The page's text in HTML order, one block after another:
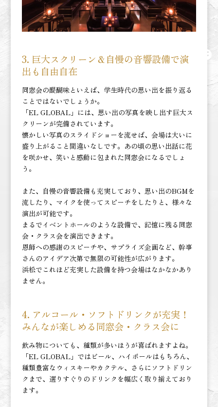
3. 巨大スクリーン＆自慢の音響設備で演
出も自由自在
同窓会の醍醐味といえば、学生時代の思い出を振り返る
ことではないでしょうか。
「EL GLOBAL」には、思い出の写真を映し出す巨大ス
クリーンが完備されています。
懐かしい写真のスライドショーを流せば、会場は大いに
盛り上がること間違いなしです。あの頃の思い出話に花
を咲かせ、笑いと感動に包まれた同窓会になるでしょ
う。
また、自慢の音響設備も充実しており、思い出のBGMを
流したり、マイクを使ってスピーチをしたりと、様々な
演出が可能です。
まるでイベントホールのような設備で、記憶に残る同窓
会・クラス会を演出できます。
恩師への感謝のスピーチや、サプライズ企画など、幹事
さんのアイデア次第で無限の可能性が広がります。
浜松でこれほど充実した設備を持つ会場はなかなかあり
ません。
4. アルコール・ソフトドリンクが充実！
みんなが楽しめる同窓会・クラス会に
飲み物についても、種類が多いほうが喜ばれますよね。
「EL GLOBAL」ではビール、ハイボールはもちろん、
種類豊富なウィスキーやカクテル、さらにソフトドリン
クまで、選りすぐりのドリンクを幅広く取り揃えており
ます。